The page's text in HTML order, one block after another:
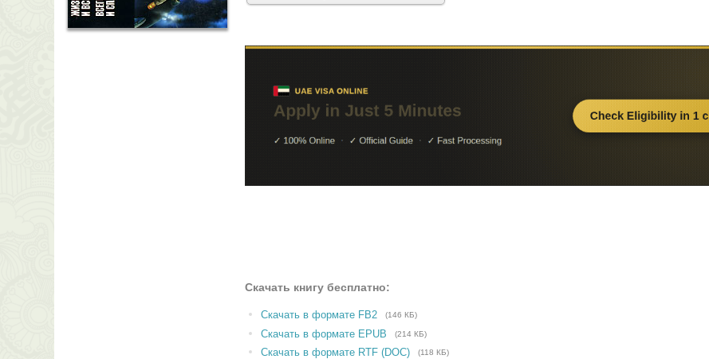
Скачать книгу бесплатно:
Скачать в формате FB2 (146 КБ)
Скачать в формате EPUB (214 КБ)
Скачать в формате RTF (DOC) (118 КБ)